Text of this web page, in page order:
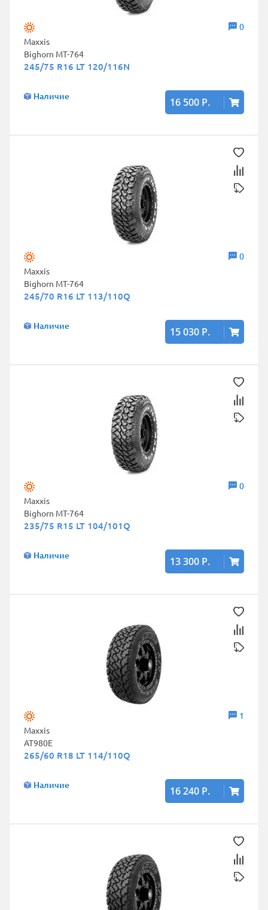
0
Maxxis
Bighorn MT-764
245/75 R16 LT 120/116N
Наличие 16 500 Р.
0
Maxxis
Bighorn MT-764
245/70 R16 LT 113/110Q
Наличие 15 030 Р.
0
Maxxis
Bighorn MT-764
235/75 R15 LT 104/101Q
Наличие 13 300 Р.
1
Maxxis
AT980E
265/60 R18 LT 114/110Q
Наличие 16 240 Р.